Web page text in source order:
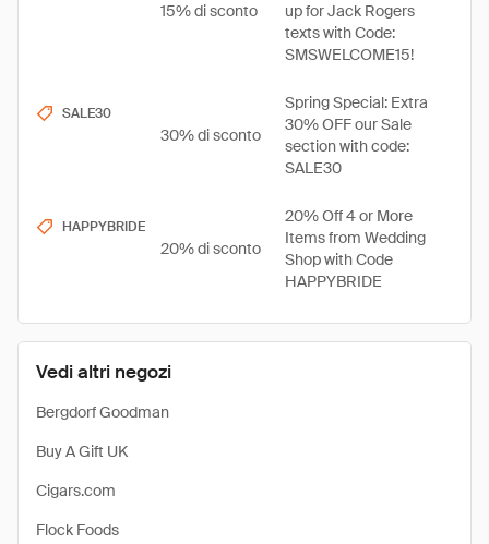
Vedi altri negozi
Bergdorf Goodman
Buy A Gift UK
Cigars.com
Flock Foods
15% di sconto
up for Jack Rogers
texts with Code:
SMSWELCOME15!
SALE30
30% di sconto
Spring Special: Extra
30% OFF our Sale
section with code:
SALE30
HAPPYBRIDE
20% di sconto
20% Off 4 or More
Items from Wedding
Shop with Code
HAPPYBRIDE